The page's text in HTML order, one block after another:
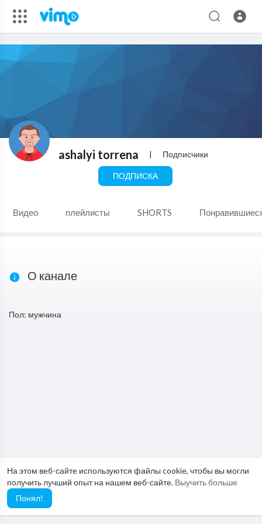
На этом веб-сайте используются файлы cookie, чтобы вы могли
получить лучший опыт на нашем веб-сайте. Выучить больше
Понял!
ashalyi torrena | Подписчики
ПОДПИСКА
Видео плейлисты SHORTS
О канале
Пол: мужчина